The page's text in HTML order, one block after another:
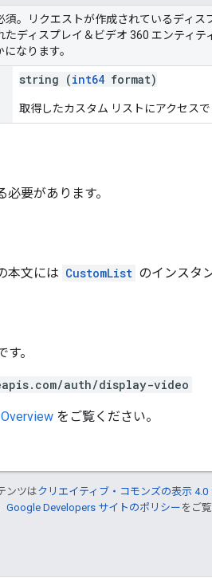
須。リクエストが作成されているディス
たディスプレイ＆ビデオ 360 エンティ
なります。
string (int64 format)
取得したカスタム リストにアクセス
要があります。
本文には CustomList のインスタ
。
auth/display-video
をご覧ください。
ンツはクリエイティブ・コモンズの表示 4.0
Google Developers サイトのポリシー をご